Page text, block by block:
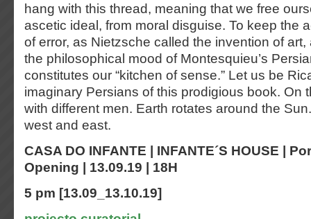
hang with this thread, meaning that we free
ascetic ideal, from moral disguise. To keep the
of error, as Nietzsche called the invention of
the philosophical mood of Montesquieu’s
constitutes our “kitchen of sense.” Let us be
imaginary Persians of this prodigious book. On
with different men. Earth rotates around the
west and east.
CASA DO INFANTE | INFANTE´S HOUSE |
Opening | 13.09.19 | 18H
5 pm [13.09_13.10.19]